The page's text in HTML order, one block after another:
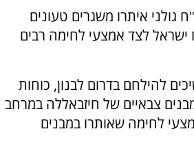
צק"ח 188 וצק"ח גולני איתרו משגרים טעונים
ישראל לצד אמצעי לחימה רבים
91 ממשיכים להילחם בדרום לבנון, כוחות
מבנים צבאיים של חיזבאללה במרחב
לחימה שאותרו במבנים